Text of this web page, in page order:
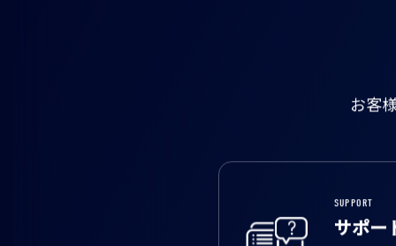
お客
SUPPORT
サポー